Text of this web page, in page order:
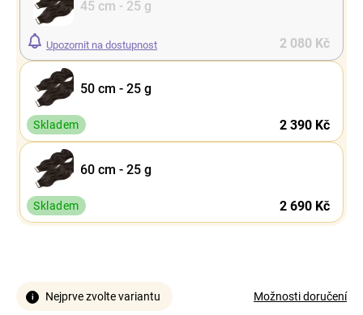
45 cm - 25 g
Upozornit na dostupnost 2 080 Kč
50 cm - 25 g
Skladem 2 390 Kč
60 cm - 25 g
Skladem 2 690 Kč
Nejprve zvolte variantu Možnosti doručení